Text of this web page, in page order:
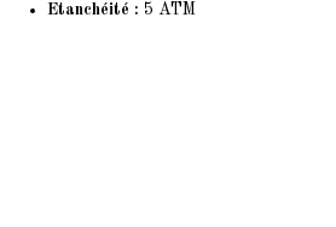
Etanchéité : 5 ATM